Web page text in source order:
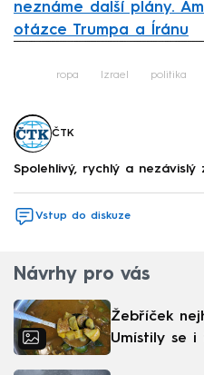
neznáme další plány.
otázce Trumpa a Íránu
ropa Izrael politika
ČTK
Spolehlivý, rychlý a nezávislý
Vstup do diskuze
Návrhy pro vás
Žebříček
Umístily se i